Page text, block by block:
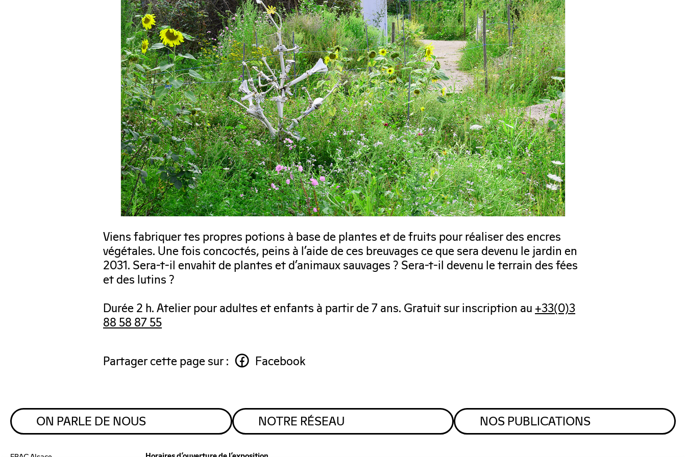
Viens fabriquer tes propres potions à base de plantes et de fruits pour réaliser des encres
végétales. Une fois concoctés, peins à l’aide de ces breuvages ce que sera devenu le jardin en
2031. Sera-t-il envahit de plantes et d’animaux sauvages ? Sera-t-il devenu le terrain des fées
et des lutins ?
Durée 2 h. Atelier pour adultes et enfants à partir de 7 ans. Gratuit sur inscription au+33(0)3
88 58 87 55
Partager cette page sur : Facebook
ON PARLE DE NOUS NOTRE RÉSEAU NOS PUBLICATIONS